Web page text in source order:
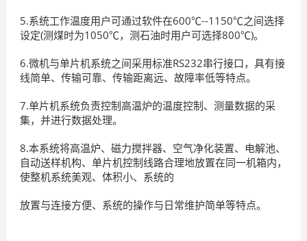
5.系统工作温度用户可通过软件在600℃--1150℃之间选择
设定(测煤时为1050℃，测石油时用户可选择800℃)。
6.微机与单片机系统之间采用标准RS232串行接口，具有接
线简单、传输可靠、传输距离远、故障率低等特点。
7.单片机系统负责控制高温炉的温度控制、测量数据的采
集，并进行数据处理。
8.本系统将高温炉、磁力搅拌器、空气净化装置、电解池、
自动送样机构、单片机控制线路合理地放置在同一机箱内，
使整机系统美观、体积小、系统的
放置与连接方便、系统的操作与日常维护简单等特点。